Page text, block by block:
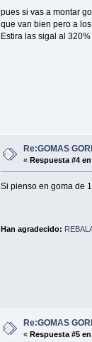
pues si vas a montar
que van bien pero a
Estira las sigal al
Re:GOMAS
« Respuesta #4
Si pienso en goma de
Han agradecido:
Re:GOMAS
«Respuesta #5